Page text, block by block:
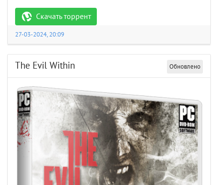
Скачать торрент
27-03-2024, 20:09
The Evil Within Обновлено